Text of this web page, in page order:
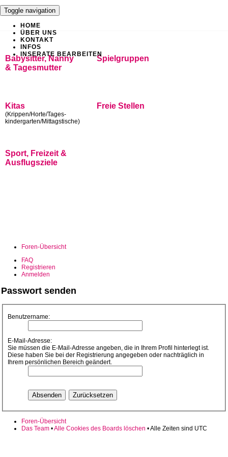
Toggle navigation
HOME
ÜBER UNS
KONTAKT
INFOS
INSERATE BEARBEITEN
Babysitter, Nanny
& Tagesmutter
Spielgruppen
Kitas
(Krippen/Horte/Tages-
kindergarten/Mittagstische)
Freie Stellen
Sport, Freizeit &
Ausflugsziele
Foren-Übersicht
FAQ
Registrieren
Anmelden
Passwort senden
Benutzername:
E-Mail-Adresse:
Sie müssen die E-Mail-Adresse angeben, die in Ihrem Profil hinterlegt ist.
Diese haben Sie bei der Registrierung angegeben oder nachträglich in
Ihrem persönlichen Bereich geändert.
Foren-Übersicht
Das Team •Alle Cookies des Boards löschen • Alle Zeiten sind UTC